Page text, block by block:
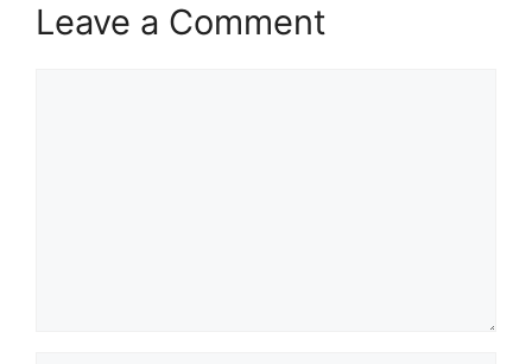
Leave a Comment